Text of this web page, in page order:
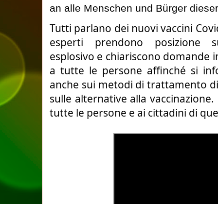
an alle Menschen und Bürger
Tutti parlano dei nuovi vaccini
esperti prendono posizione
esplosivo e chiariscono domande
a tutte le persone affinché si
anche sui metodi di trattamento
sulle alternative alla
tutte le persone e ai cittadini di